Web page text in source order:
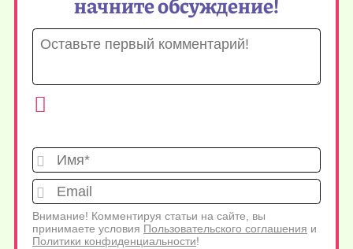
Имя*
Внимание! Комментируя статьи на сайте, вы
принимаете условия Пользовательского соглашения и
Политики конфиденциальности!